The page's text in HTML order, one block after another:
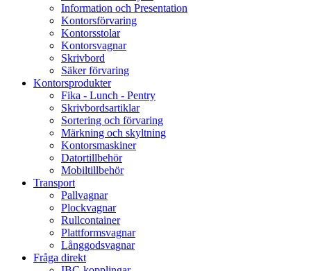
Information och Presentation
Kontorsförvaring
Kontorsstolar
Kontorsvagnar
Skrivbord
Säker förvaring
Kontorsprodukter
Fika - Lunch - Pentry
Skrivbordsartiklar
Sortering och förvaring
Märkning och skyltning
Kontorsmaskiner
Datortillbehör
Mobiltillbehör
Transport
Pallvagnar
Plockvagnar
Rullcontainer
Plattformsvagnar
Långgodsvagnar
Fråga direkt